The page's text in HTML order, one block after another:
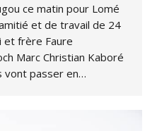
ce matin pour Lomé
et de travail de 24
et frère Faure
Marc Christian Kaboré
vont passer en…